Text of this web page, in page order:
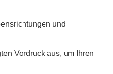
und
Vordruck aus, um Ihren